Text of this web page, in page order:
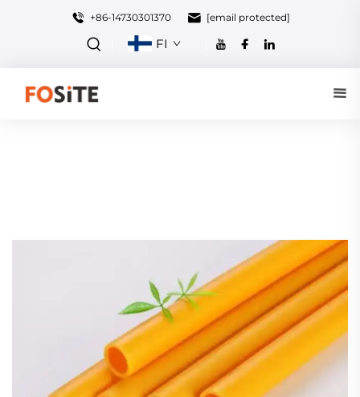
+86-14730301370 [email protected]
FI